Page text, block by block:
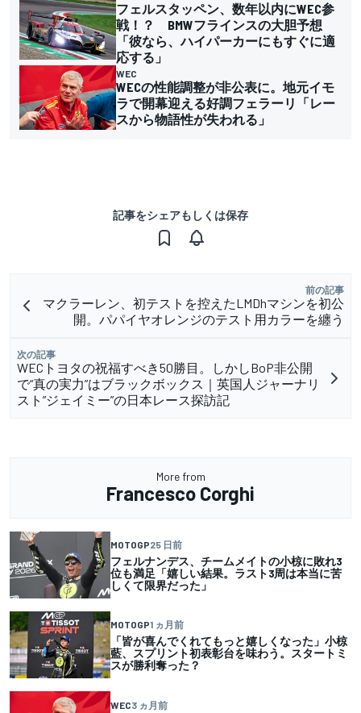
フェルスタッペン、数年以内にWEC参
戦！？ BMWフラインスの大胆予想
「彼なら、ハイパーカーにもすぐに適
応する」
WEC
WECの性能調整が非公表に。地元イモ
ラで開幕迎える好調フェラーリ「レー
スから物語性が失われる」
記事をシェアもしくは保存
前の記事
マクラーレン、初テストを控えたLMDhマシンを初公
開。パパイヤオレンジのテスト用カラーを纏う
次の記事
WECトヨタの祝福すべき50勝目。しかしBoP非公開
で“真の実力”はブラックボックス｜英国人ジャーナリ
スト”ジェイミー”の日本レース探訪記
More from
Francesco Corghi
MOTOGP25 日前
フェルナンデス、チームメイトの小椋に敗れ3
位も満足「嬉しい結果。ラスト3周は本当に苦
しくて限界だった」
MOTOGP1 ヵ月前
「皆が喜んでくれてもっと嬉しくなった」小椋
藍、スプリント初表彰台を味わう。スタートミ
スが勝利奪った？
WEC3 ヵ月前